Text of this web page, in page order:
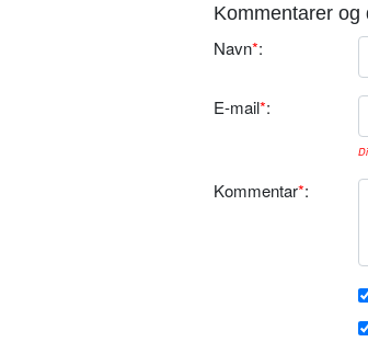
Kommentarer
Navn*:
E-mail*:
Kommentar*: